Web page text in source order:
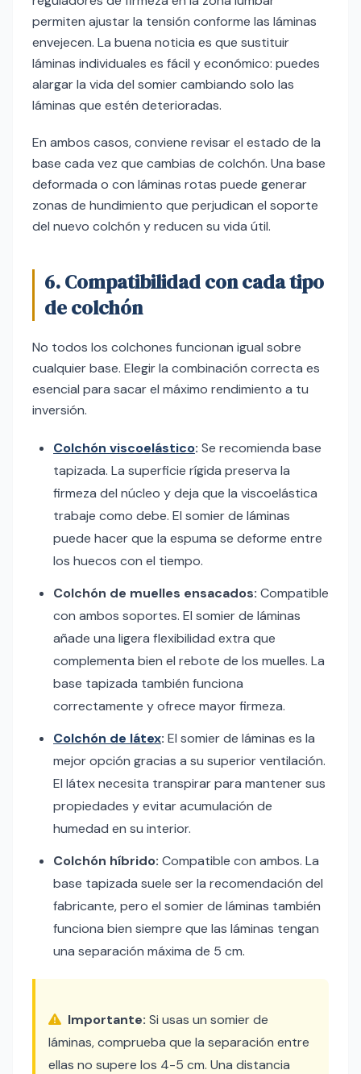
permiten ajustar la tensión conforme las láminas
envejecen. La buena noticia es que sustituir
láminas individuales es fácil y económico: puedes
alargar la vida del somier cambiando solo las
láminas que estén deterioradas.
En ambos casos, conviene revisar el estado de la
base cada vez que cambias de colchón. Una base
deformada o con láminas rotas puede generar
zonas de hundimiento que perjudican el soporte
del nuevo colchón y reducen su vida útil.
6. Compatibilidad con cada tipo
de colchón
No todos los colchones funcionan igual sobre
cualquier base. Elegir la combinación correcta es
esencial para sacar el máximo rendimiento a tu
inversión.
Colchón viscoelástico: Se recomienda base
tapizada. La superficie rígida preserva la
firmeza del núcleo y deja que la viscoelástica
trabaje como debe. El somier de láminas
puede hacer que la espuma se deforme entre
los huecos con el tiempo.
Colchón de muelles ensacados: Compatible
con ambos soportes. El somier de láminas
añade una ligera flexibilidad extra que
complementa bien el rebote de los muelles. La
base tapizada también funciona
correctamente y ofrece mayor firmeza.
Colchón de látex: El somier de láminas es la
mejor opción gracias a su superior ventilación.
El látex necesita transpirar para mantener sus
propiedades y evitar acumulación de
humedad en su interior.
Colchón híbrido: Compatible con ambos. La
base tapizada suele ser la recomendación del
fabricante, pero el somier de láminas también
funciona bien siempre que las láminas tengan
una separación máxima de 5 cm.
Importante: Si usas un somier de
láminas, comprueba que la separación entre
ellas no supere los 4-5 cm. Una distancia